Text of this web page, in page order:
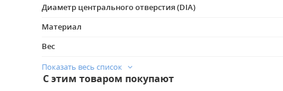
Диаметр центрального отверстия (DIA)
Материал
Вес
Цвет
Вес
Показать весь список
С этим товаром покупают